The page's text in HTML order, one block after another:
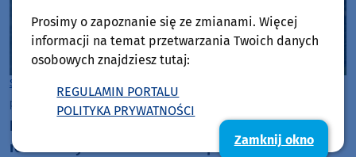
Sępólno Krajeńskie
poniedziałek, 3 sierpnia 2026, 07:32
Radni Sępólna Krajeńskiego domagają się
rozbudowy kolumbarium. "Dopiero w przyszłym
Prosimy o zapoznanie się ze zmianami. Więcej
informacji na temat przetwarzania Twoich danych
osobowych znajdziesz tutaj:
REGULAMIN PORTALU
POLITYKA PRYWATNOŚCI
Zamknij okno